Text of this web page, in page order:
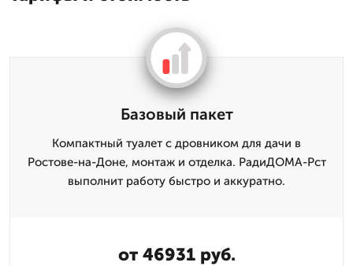
Базовый пакет
Компактный туалет с дровником для дачи в
Ростове-на-Доне, монтаж и отделка. РадиДОМА-Рст
выполнит работу быстро и аккуратно.
от 46931 руб.